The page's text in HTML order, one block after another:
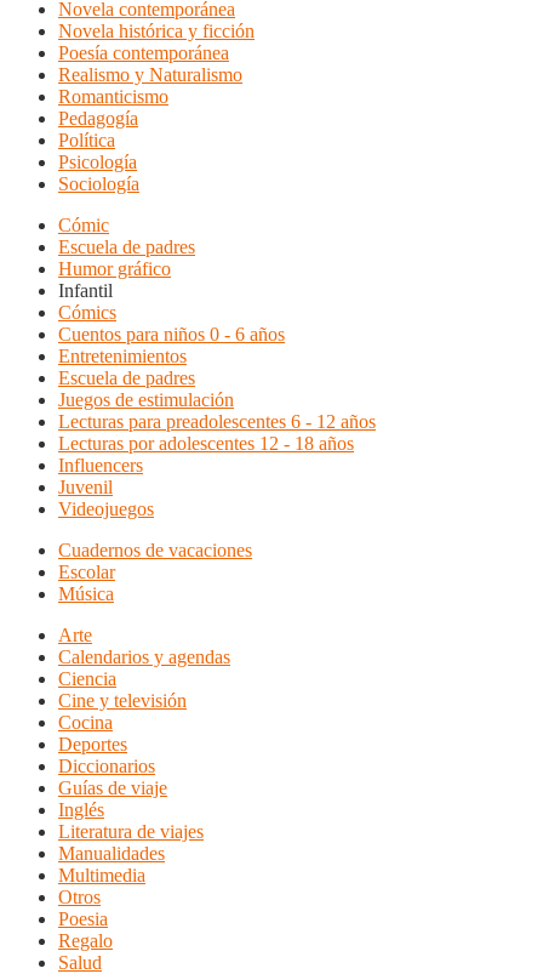
Novela contemporánea
Novela histórica y ficción
Poesía contemporánea
Realismo y Naturalismo
Romanticismo
Pedagogía
Política
Psicología
Sociología
Cómic
Escuela de padres
Humor gráfico
Infantil
Cómics
Cuentos para niños 0 - 6 años
Entretenimientos
Escuela de padres
Juegos de estimulación
Lecturas para preadolescentes 6 - 12 años
Lecturas por adolescentes 12 - 18 años
Influencers
Juvenil
Videojuegos
Cuadernos de vacaciones
Escolar
Música
Arte
Calendarios y agendas
Ciencia
Cine y televisión
Cocina
Deportes
Diccionarios
Guías de viaje
Inglés
Literatura de viajes
Manualidades
Multimedia
Otros
Poesia
Regalo
Salud